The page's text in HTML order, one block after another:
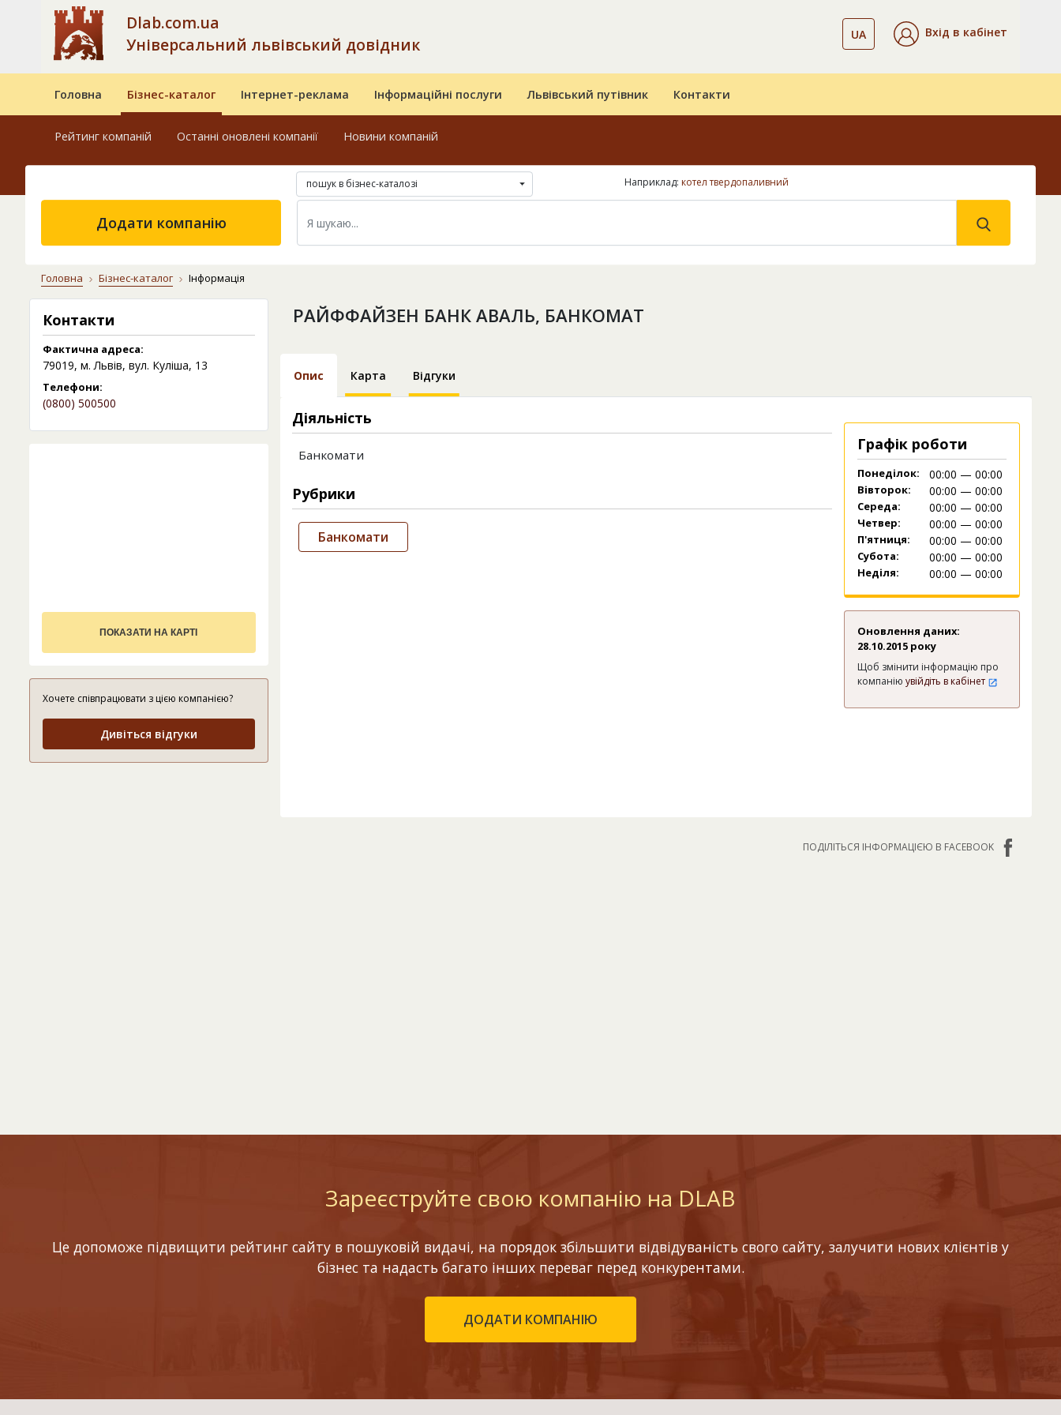
Dlab.com.ua
Універсальний львівський довідник
UA Вхід в кабінет
Головна Бізнес-каталог Інтернет-реклама Інформаційні послуги Львівський путівник Контакти
Рейтинг компаній Останні оновлені компанії Новини компаній
пошук в бізнес-каталозі Наприклад: котел твердопаливний
Додати компанію
Головна Бізнес-каталог Інформація
Контакти
Фактична адреса:
79019, м. Львів, вул. Куліша, 13
Телефони:
(0800) 500500
ПОКАЗАТИ НА КАРТІ
Хочете співпрацювати з цією компанією?
Дивіться відгуки
РАЙФФАЙЗЕН БАНК АВАЛЬ, БАНКОМАТ
Опис Карта Відгуки
Діяльність
Банкомати
Рубрики
Банкомати
Графік роботи
Понеділок: 00:00 — 00:00
Вівторок: 00:00 — 00:00
Середа: 00:00 — 00:00
Четвер: 00:00 — 00:00
П'ятниця: 00:00 — 00:00
Субота: 00:00 — 00:00
Неділя: 00:00 — 00:00
Оновлення даних:
28.10.2015 року
Щоб змінити інформацію про
компанію увійдіть в кабінет
ПОДІЛІТЬСЯ ІНФОРМАЦІЄЮ В FACEBOOK
Зареєструйте свою компанію на DLAB
Це допоможе підвищити рейтинг сайту в пошуковій видачі, на порядок збільшити відвідуваність свого сайту, залучити нових клієнтів у
бізнес та надасть багато інших переваг перед конкурентами.
ДОДАТИ КОМПАНІЮ